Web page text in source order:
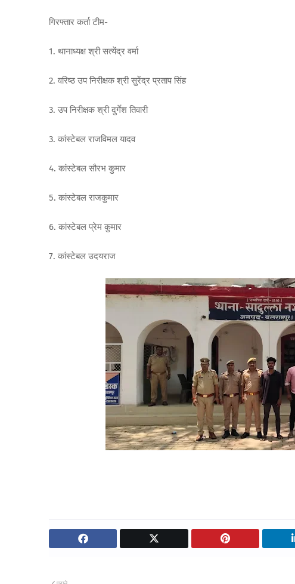
गिरफ्तार कर्ता टीम-
1. थानाध्यक्ष श्री सत्येंद्र वर्मा
2. वरिष्ठ उप निरीक्षक श्री सुरेंद्र प्रताप सिंह
3. उप निरीक्षक श्री दुर्गेश तिवारी
3. कांस्टेबल राजविमल यादव
4. कांस्टेबल सौरभ कुमार
5. कांस्टेबल राजकुमार
6. कांस्टेबल प्रेम कुमार
7. कांस्टेबल उदयराज